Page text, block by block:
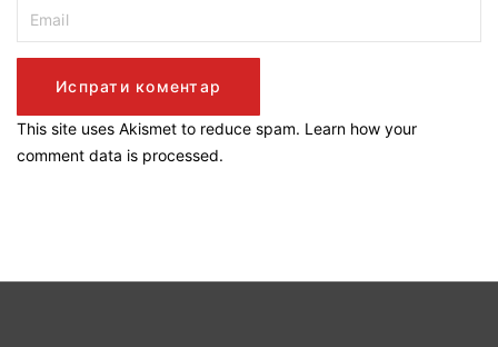
This site uses Akismet to reduce spam. Learn how your
comment data is processed.